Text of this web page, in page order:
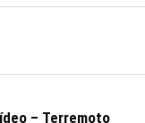
– Terremoto